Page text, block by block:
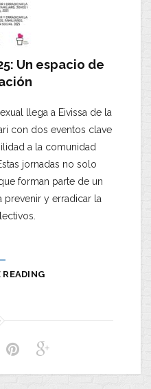
Un espacio de
llega a Eivissa de la
con dos eventos clave
a la comunidad
jornadas no solo
forman parte de un
prevenir y erradicar la